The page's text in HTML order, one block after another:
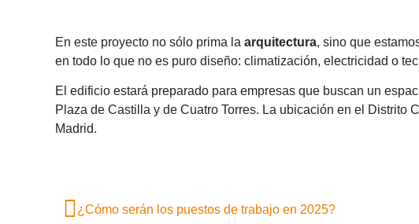
En este proyecto no sólo prima la arquitectura, sino que
en todo lo que no es puro diseño: climatización, electricidad o
El edificio estará preparado para empresas que buscan un
Plaza de Castilla y de Cuatro Torres. La ubicación en el Distrito
Madrid.
¿Cómo serán los puestos de trabajo en 2025?